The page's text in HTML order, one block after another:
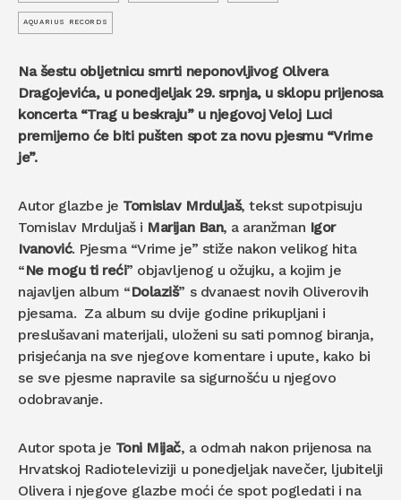
AQUARIUS RECORDS
Na šestu obljetnicu smrti neponovljivog Olivera
Dragojevića, u ponedjeljak 29. srpnja, u sklopu prijenosa
koncerta “Trag u beskraju” u njegovoj Veloj Luci
premijerno će biti pušten spot za novu pjesmu “Vrime
je”.
Autor glazbe je Tomislav Mrduljaš, tekst supotpisuju
Tomislav Mrduljaš i Marijan Ban, a aranžman Igor
Ivanović. Pjesma “Vrime je” stiže nakon velikog hita
“Ne mogu ti reći” objavljenog u ožujku, a kojim je
najavljen album “Dolaziš” s dvanaest novih Oliverovih
pjesama. Za album su dvije godine prikupljani i
preslušavani materijali, uloženi su sati pomnog biranja,
prisjećanja na sve njegove komentare i upute, kako bi
se sve pjesme napravile sa sigurnošću u njegovo
odobravanje.
Autor spota je Toni Mijač, a odmah nakon prijenosa na
Hrvatskoj Radioteleviziji u ponedjeljak navečer, ljubitelji
Olivera i njegove glazbe moći će spot pogledati i na